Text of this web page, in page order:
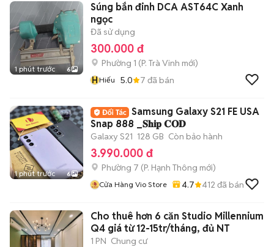
1 phút trước 6
Súng bắn đinh DCA AST64C Xanh
ngọc
Đã sử dụng
300.000 đ
Phường 1 (P. Trà Vinh mới)
HHiếu 5.0 7 đã bán
1 phút trước 6
Samsung Galaxy S21 FE USA
Snap 888 _𝐒𝐡𝐢𝐩 𝐂𝐎𝐃
Galaxy S21 128 GB Còn bảo hành
3.990.000 đ
Phường 7 (P. Hạnh Thông mới)
Cửa Hàng Vio Store 4.7 412 đã bán
Cho thuê hơn 6 căn Studio Millennium
Q4 giá từ 12-15tr/tháng, đủ NT
1 PN Chung cư